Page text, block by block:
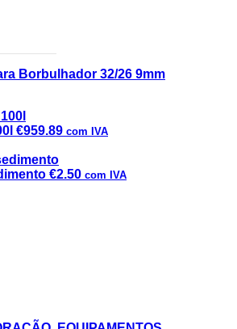
€959.89 com IVA
€2.50 com IVA